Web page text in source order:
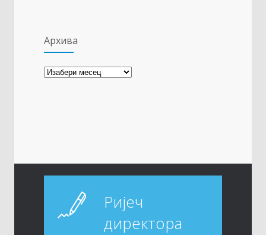
Архива
Архива
Ријеч
директора